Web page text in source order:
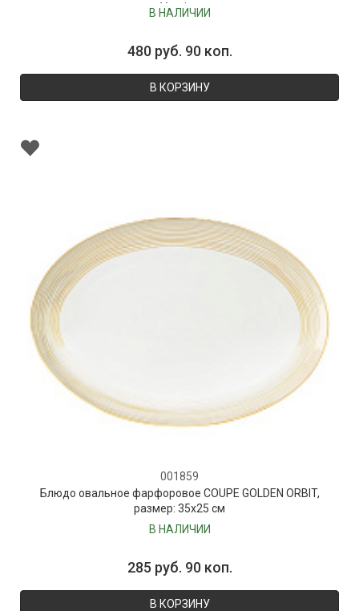
Vranjes
В НАЛИЧИИ
480 руб. 90 коп.
В КОРЗИНУ
001859
Блюдо овальное фарфоровое COUPE GOLDEN ORBIT,
размер: 35х25 см
В НАЛИЧИИ
285 руб. 90 коп.
В КОРЗИНУ